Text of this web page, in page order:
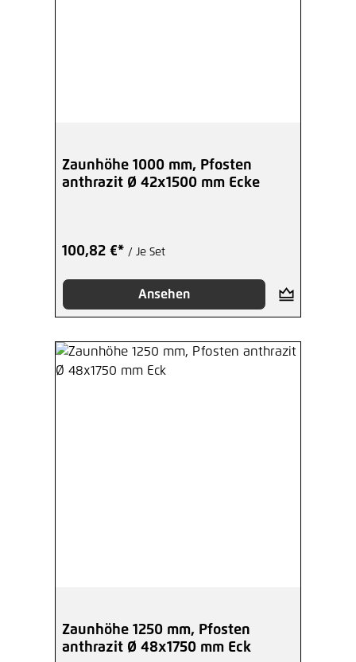
Zaunhöhe 1000 mm, Pfosten
anthrazit Ø 42x1500 mm Ecke
100,82 €* / Je Set
Ansehen
Zaunhöhe 1250 mm, Pfosten
anthrazit Ø 48x1750 mm Eck